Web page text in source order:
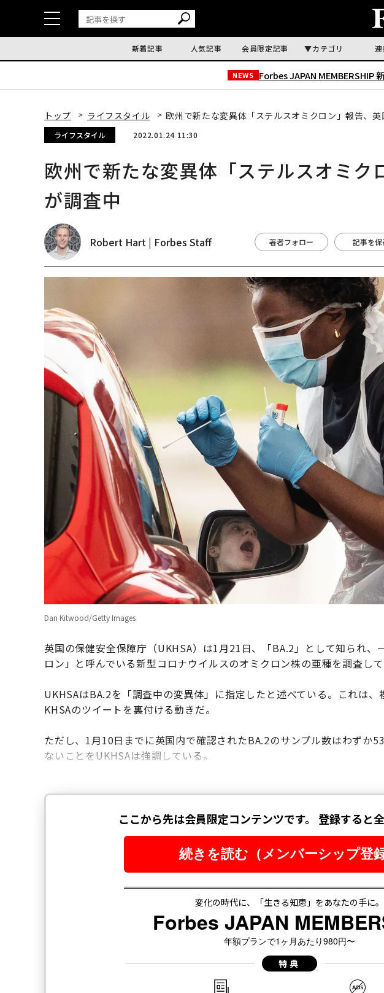
新着記事 人気記事 会員限定記事 カテゴリ
NEWS Forbes JAPAN MEMBERSHIP
トップ ライフスタイル 欧州で新たな変異体「ステルスオミクロン」報告、英
ライフスタイル 2022.01.24 11:30
欧州で新たな変異体「ステルスオミク
が調査中
Robert Hart | Forbes Staff 著者フォロー 記事を保
Dan Kitwood/Getty Images
英国の保健安全保障庁（UKHSA）は1月21日、「BA.2」として知られ、
ロン」と呼んでいる新型コロナウイルスのオミクロン株の亜種を調査し
UKHSAはBA.2を「調査中の変異体」に指定したと述べている。これは
KHSAのツイートを裏付ける動きだ。
ただし、1月10日までに英国内で確認されたBA.2のサンプル数はわずか
ないことをUKHSAは強調している。